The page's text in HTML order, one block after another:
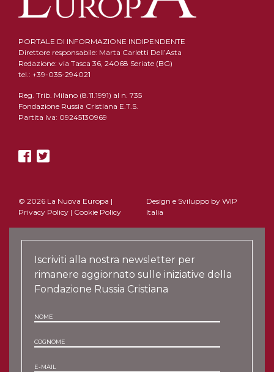
PORTALE DI INFORMAZIONE INDIPENDENTE
Direttore responsabile: Marta Carletti Dell’Asta
Redazione: via Tasca 36, 24068 Seriate (BG)
tel.: +39-035-294021
Reg. Trib. Milano (8.11.1991) al n. 735
Fondazione Russia Cristiana E.T.S.
Partita Iva: 09245130969
© 2026 La Nuova Europa |
Privacy Policy | Cookie Policy
Design e Sviluppo by WIP
Italia
Iscriviti alla nostra newsletter per
rimanere aggiornato sulle iniziative della
Fondazione Russia Cristiana
NOME
COGNOME
E-MAIL